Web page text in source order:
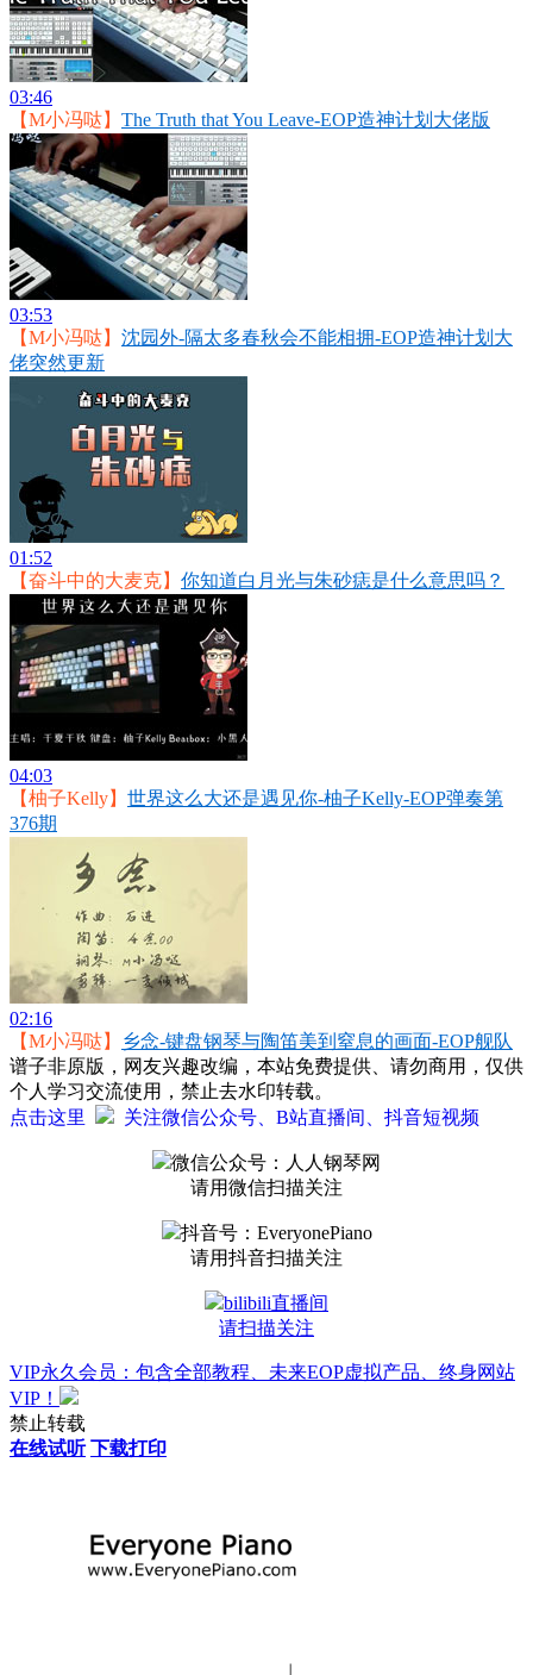
03:46
【M小冯哒】 The Truth that You Leave-EOP造神计划大佬版
03:53
【M小冯哒】 沈园外-隔太多春秋会不能相拥-EOP造神计划大
佬突然更新
01:52
【奋斗中的大麦克】 你知道白月光与朱砂痣是什么意思吗？
04:03
【柚子Kelly】 世界这么大还是遇见你-柚子Kelly-EOP弹奏第
376期
02:16
【M小冯哒】
乡念-键盘钢琴与陶笛美到窒息的画面-EOP舰队
谱子非原版，网友兴趣改编，本站免费提供、请勿商用，仅供
个人学习交流使用，禁止去水印转载。
点击这里
关注微信公众号、B站直播间、抖音短视频
微信公众号：人人钢琴网
请用微信扫描关注
抖音号：EveryonePiano
请用抖音扫描关注
bilibili直播间
请扫描关注
VIP永久会员：包含全部教程、未来EOP虚拟产品、终身网站
VIP！
禁止转载
在线试听 下载打印